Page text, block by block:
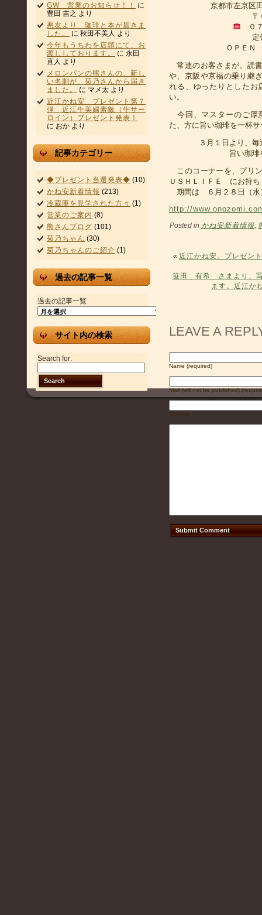
GW 営業のお知らせ！！
に
豊田 吉之 より
悪友より 珈琲と本が届きま
した。
に 秋田不美人 より
今年もうちわを店頭にて、お
渡ししております。
に 永田
直人 より
メロンパンの熊さんの、新し
い名刺が、菊乃さんから届き
ました。
に マメ太 より
近江かね安 プレゼント第７
弾 近江牛美婦素敵（牛サー
ロイン）プレゼント発表！
に おか より
記事カテゴリー
◆プレゼント当選発表◆ (10)
かね安新着情報 (213)
冷蔵庫を見学された方々 (1)
営業のご案内 (8)
熊さんブログ (101)
菊乃ちゃん (30)
菊乃ちゃんのご紹介 (1)
過去の記事一覧
過去の記事一覧
サイト内の検索
Search for:
Search
京都市左京区
〒
０
ＯＰＥＮ
常連のお客さまが。読
や、京阪や京福の乗り継
れる、ゆったりとしたお
い。
今回、マスターのご厚
た、方に旨い珈琲を一杯
３月１日より、
旨い珈
このコーナーを、プリ
ＵＳＨＬＩＦＥ にお持ち
期間は ６月２８日（水
http://
Posted in かね安新着情報
« 近江かね安。プレゼン
笹田 有希 さまより、写
ます。近江か
LEAVE A
Name (required)
Mail (will not be published)
Website
Submit Comment